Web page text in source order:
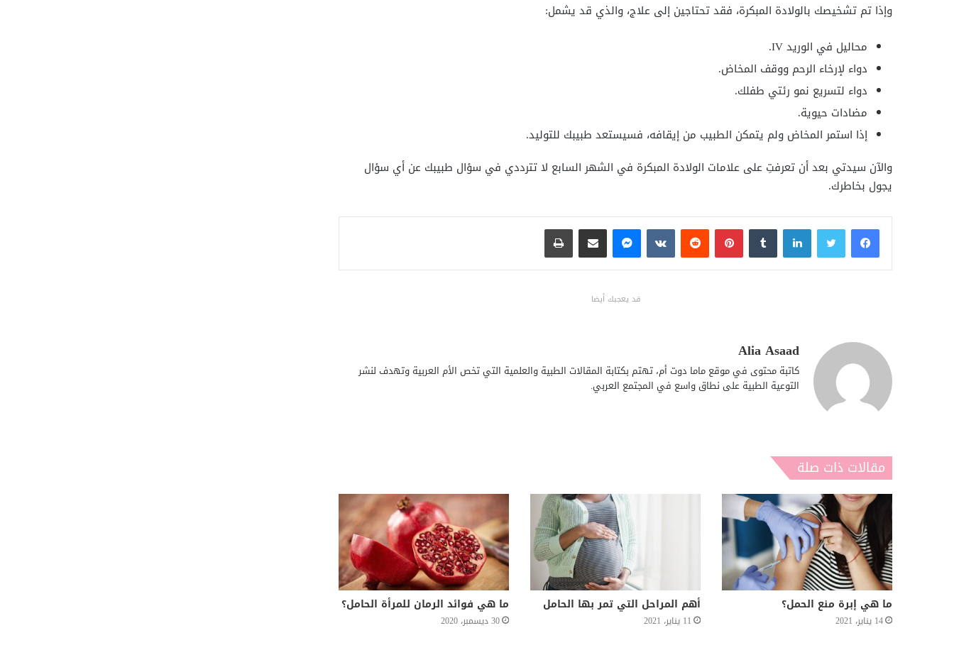
وإذا تم تشخيصك بالولادة المبكرة، فقد تحتاجين إلى علاج، والذي قد يشمل:
محاليل في الوريد IV.
دواء لإرخاء الرحم ووقف المخاض.
دواء لتسريع نمو رئتي طفلك.
مضادات حيوية.
إذا استمر المخاض ولم يتمكن الطبيب من إيقافه، فسيستعد طبيبك للتوليد.
والآن سيدتي بعد أن تعرفتِ على علامات الولادة المبكرة في الشهر السابع لا تترددي في سؤال طبيبك عن أي سؤال
يجول بخاطرك.
فيسبوكتويتر لينكدإن بينتيريست ماسنجر مشاركة عبر البريد طباعة
قد يعجبك أيضا
Alia Asaad
كاتبة محتوى في موقع ماما دوت أم، تهتم بكتابة المقالات الطبية والعلمية التي تخص الأم العربية وتهدف لنشر
التوعية الطبية على نطاق واسع في المجتمع العربي.
مقالات ذات صلة
ما هي إبرة منع الحمل؟
14 يناير، 2021
أهم المراحل التي تمر بها الحامل
11 يناير، 2021
ما هي فوائد الرمان للمرأة الحامل؟
30 ديسمبر، 2020